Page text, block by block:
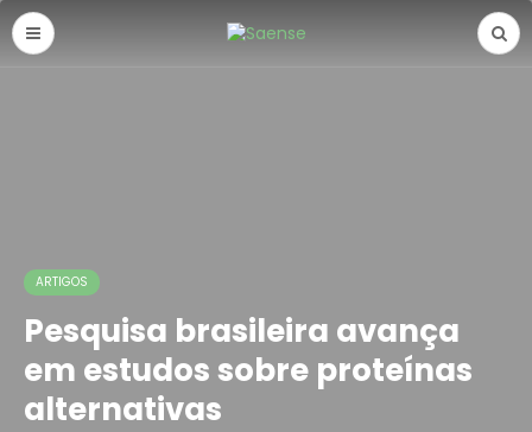
ARTIGOS
Pesquisa brasileira avança
em estudos sobre proteínas
alternativas